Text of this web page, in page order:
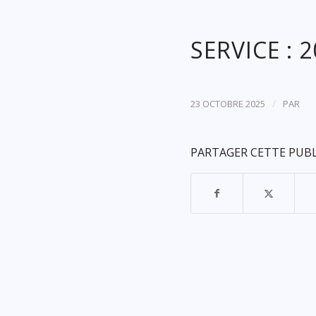
SERVICE :
23 OCTOBRE 2025 / PAR
PARTAGER CETTE